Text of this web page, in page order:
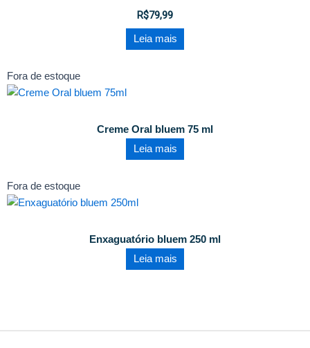
R$79,99
Leia mais
Fora de estoque
Creme Oral bluem 75 ml
Leia mais
Fora de estoque
Enxaguatório bluem 250 ml
Leia mais